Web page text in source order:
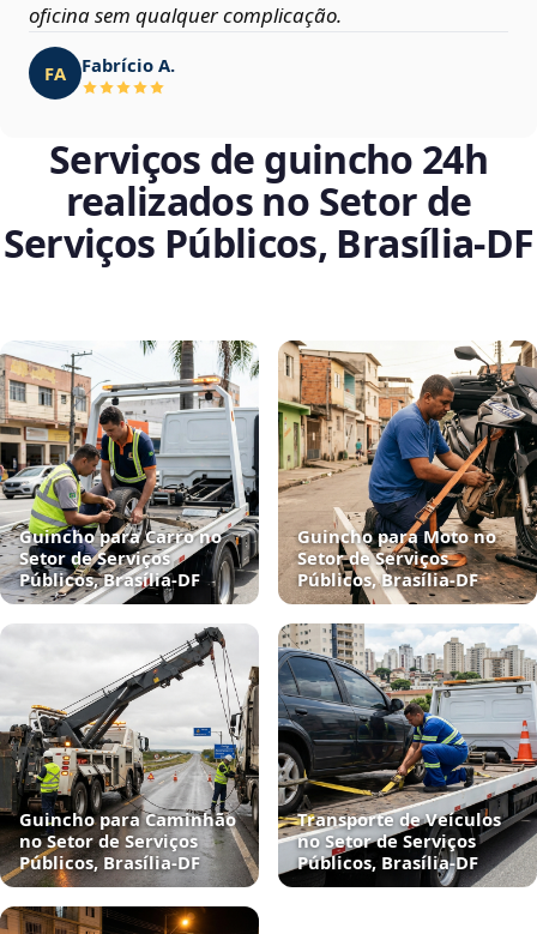
oficina sem qualquer complicação.
FA Fabrício A.
Serviços de guincho 24h
realizados no Setor de
Serviços Públicos, Brasília‑DF
Guincho para Carro no
Setor de Serviços
Públicos, Brasília‑DF
Guincho para Moto no
Setor de Serviços
Públicos, Brasília‑DF
Guincho para Caminhão
no Setor de Serviços
Públicos, Brasília‑DF
Transporte de Veículos
no Setor de Serviços
Públicos, Brasília‑DF